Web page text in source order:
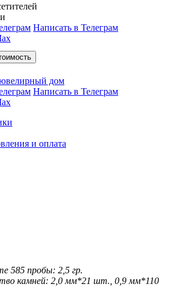
Написать в Телеграм
дом
Написать в Телеграм
и оплата
585 пробы: 2,5 гр.
камней: 2,0 мм*21 шт., 0,9 мм*110